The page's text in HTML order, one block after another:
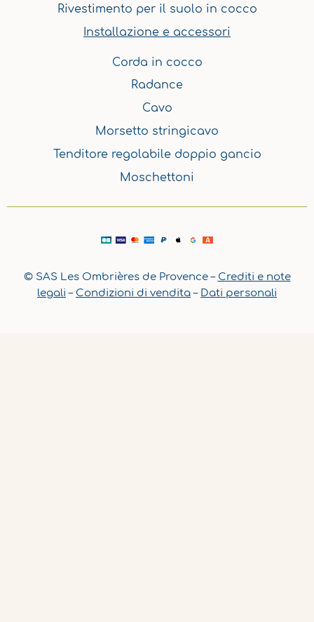
Rivestimento per il suolo in cocco
Installazione e accessori
Corda in cocco
Radance
Cavo
Morsetto stringicavo
Tenditore regolabile doppio gancio
Moschettoni
© SAS Les Ombrières de Provence – Crediti e note
legali – Condizioni di vendita– Dati personali